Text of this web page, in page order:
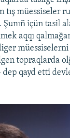
tış müessiseler
içün tasil
aqqı
topraqlarda
dep qayd etti